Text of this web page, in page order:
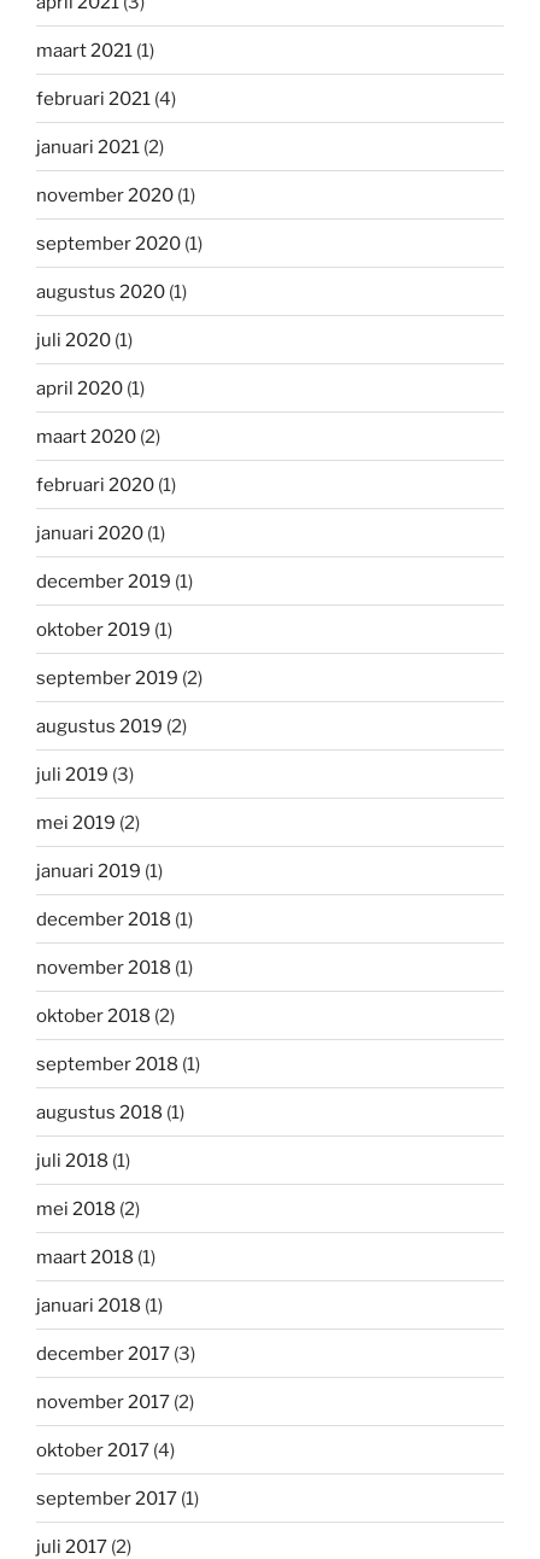
maart 2021 (1)
februari 2021 (4)
januari 2021 (2)
november 2020 (1)
september 2020 (1)
augustus 2020 (1)
juli 2020 (1)
april 2020 (1)
maart 2020 (2)
februari 2020 (1)
januari 2020 (1)
december 2019 (1)
oktober 2019 (1)
september 2019 (2)
augustus 2019 (2)
juli 2019 (3)
mei 2019 (2)
januari 2019 (1)
december 2018 (1)
november 2018 (1)
oktober 2018 (2)
september 2018 (1)
augustus 2018 (1)
juli 2018 (1)
mei 2018 (2)
maart 2018 (1)
januari 2018 (1)
december 2017 (3)
november 2017 (2)
oktober 2017 (4)
september 2017 (1)
juli 2017 (2)